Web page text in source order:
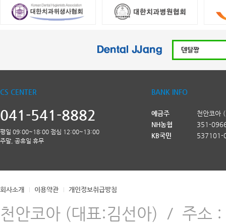
CS CENTER
041-541-8882
평일 09:00~18:00 점심 12:00~13:00
주말, 공휴일 휴무
BANK INFO
예금주
천안코아
NH농협
351-
KB국민
537101-
회사소개 이용약관 개인정보취급방침
천안코아 (대표:김선아) / 주소